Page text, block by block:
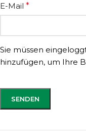
E-Mail *
Sie müssen
hinzufügen, um Ihre